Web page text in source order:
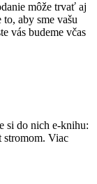
môže trvať aj
aby sme vašu
vás budeme včas
si do nich e-knihu:
stromom. Viac